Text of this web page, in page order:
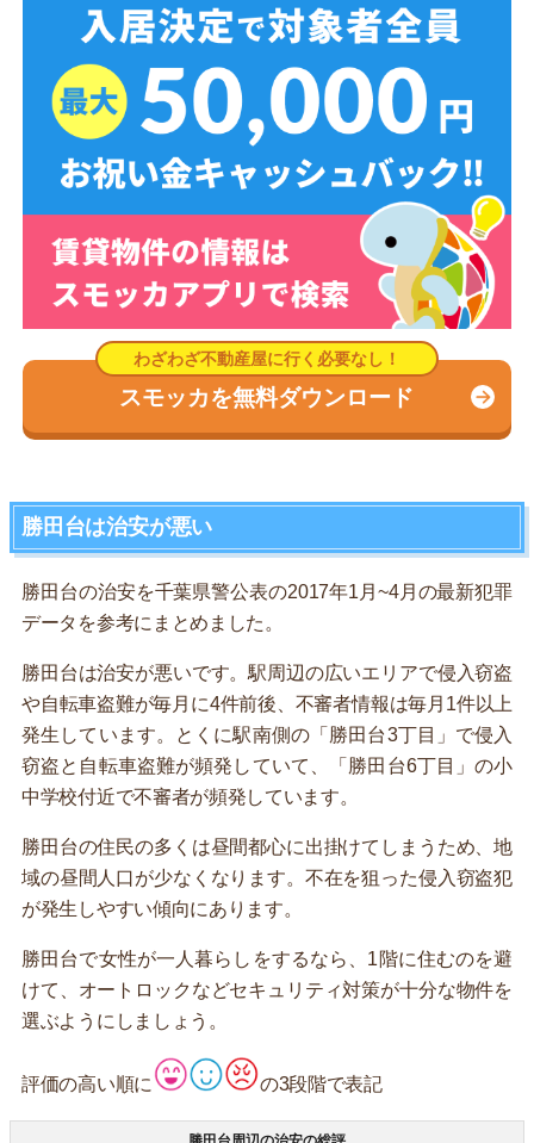
スモッカを無料ダウンロード
勝田台は治安が悪い
勝田台の治安を千葉県警公表の2017年1月~4月の最新犯罪
データを参考にまとめました。
勝田台は治安が悪いです。駅周辺の広いエリアで侵入窃盗
や自転車盗難が毎月に4件前後、不審者情報は毎月1件以上
発生しています。とくに駅南側の「勝田台3丁目」で侵入
窃盗と自転車盗難が頻発していて、「勝田台6丁目」の小
中学校付近で不審者が頻発しています。
勝田台の住民の多くは昼間都心に出掛けてしまうため、地
域の昼間人口が少なくなります。不在を狙った侵入窃盗犯
が発生しやすい傾向にあります。
勝田台で女性が一人暮らしをするなら、1階に住むのを避
けて、オートロックなどセキュリティ対策が十分な物件を
選ぶようにしましょう。
評価の高い順に の3段階で表記